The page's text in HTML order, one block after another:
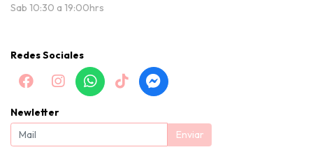
Sab 10:30 a 19:00hrs
Redes Sociales
Newletter
Enviar